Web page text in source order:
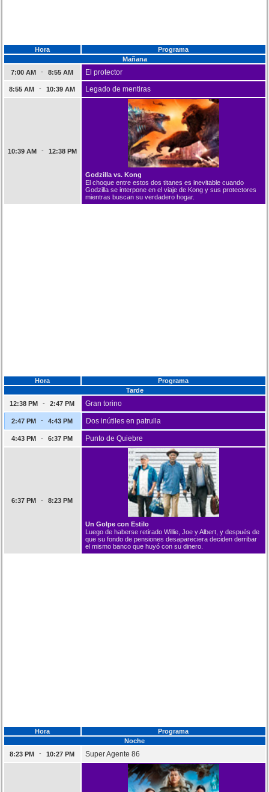
Hora
Programa
Mañana
7:00 AM
- 8:55 AM El protector
8:55 AM - 10:39 AM Legado de mentiras
10:39 AM - 12:38 PM
Godzilla vs. Kong
El choque entre estos dos titanes es inevitable cuando
Godzilla se interpone en el viaje de Kong y sus protectores
mientras buscan su verdadero hogar.
Hora
Programa
Tarde
12:38 PM
- 2:47 PM Gran torino
2:47 PM - 4:43 PM Dos inútiles en patrulla
4:43 PM - 6:37 PM Punto de Quiebre
6:37 PM - 8:23 PM
Un Golpe con Estilo
Luego de haberse retirado Willie, Joe y Albert, y después de
que su fondo de pensiones desapareciera deciden derribar
el mismo banco que huyó con su dinero.
Hora
Programa
Noche
8:23 PM
- 10:27 PM Super Agente 86